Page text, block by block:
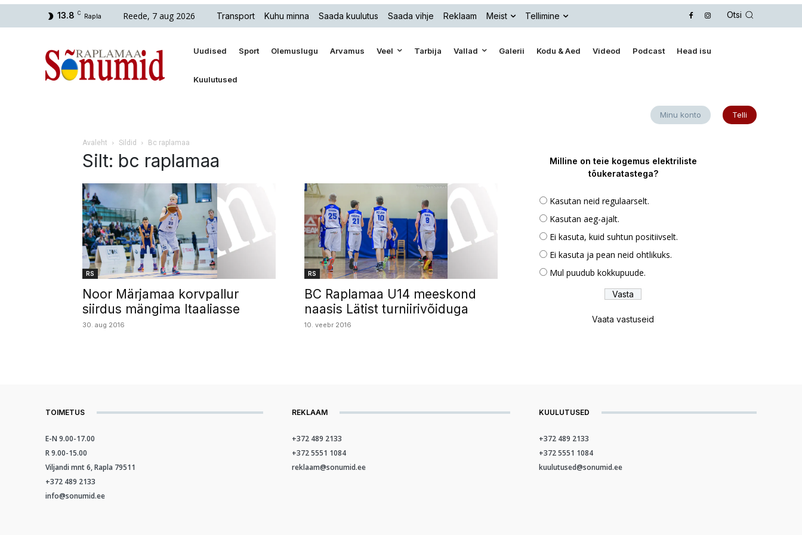
13.8 C Rapla Reede, 7 aug 2026 Transport Kuhu minna Saada kuulutus Saada vihje Reklaam Meist Tellimine Otsi
Uudised Sport Olemuslugu Arvamus Veel Tarbija Vallad Galerii Kodu & Aed Videod Podcast Head isu
Kuulutused
Minu konto Telli
Avaleht Sildid Bc raplamaa
Silt: bc raplamaa
RS
Noor Märjamaa korvpallur
siirdus mängima Itaaliasse
30. aug 2016
RS
BC Raplamaa U14 meeskond
naasis Lätist turniirivõiduga
10. veebr 2016
Milline on teie kogemus elektriliste
tõukeratastega?
Kasutan neid regulaarselt.
Kasutan aeg-ajalt.
Ei kasuta, kuid suhtun positiivselt.
Ei kasuta ja pean neid ohtlikuks.
Mul puudub kokkupuude.
Vaata vastuseid
TOIMETUS
E-N 9.00-17.00
R 9.00-15.00
Viljandi mnt 6, Rapla 79511
+372 489 2133
info@sonumid.ee
REKLAAM
+372 489 2133
+372 5551 1084
reklaam@sonumid.ee
KUULUTUSED
+372 489 2133
+372 5551 1084
kuulutused@sonumid.ee